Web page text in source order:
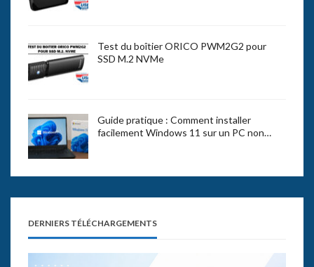
Test du boîtier ORICO PWM2G2 pour
SSD M.2 NVMe
Guide pratique : Comment installer
facilement Windows 11 sur un PC non…
DERNIERS TÉLÉCHARGEMENTS